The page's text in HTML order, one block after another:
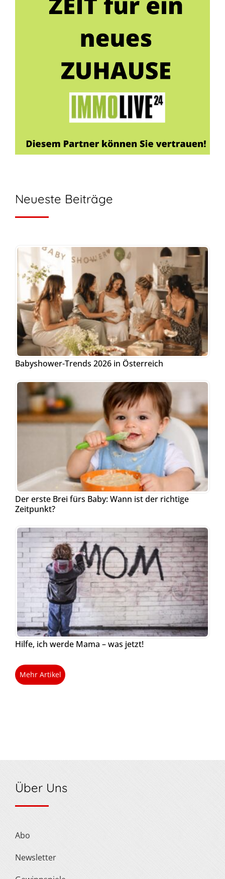
Neueste Beiträge
Babyshower-Trends 2026 in Österreich
Der erste Brei fürs Baby: Wann ist der richtige
Zeitpunkt?
Hilfe, ich werde Mama – was jetzt!
Mehr Artikel
Über Uns
Abo
Newsletter